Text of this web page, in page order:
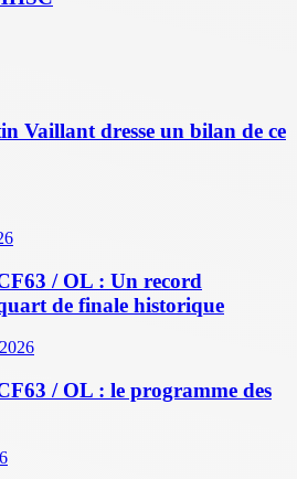
Vaillant dresse un bilan de ce
/ OL : Un record
de finale historique
/ OL : le programme des